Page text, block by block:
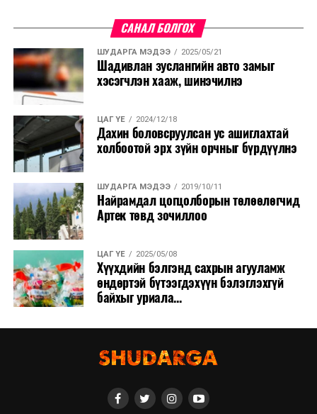
САНАЛ БОЛГОХ
ШУДАРГА МЭДЭЭ 2025/05/21
Шадивлан зуслангийн авто замыг
хэсэгчлэн хааж, шинэчилнэ
ЦАГ ҮЕ 2024/12/18
Дахин боловсруулсан ус ашиглахтай
холбоотой эрх зүйн орчныг бүрдүүлнэ
ШУДАРГА МЭДЭЭ 2019/10/11
Найрамдал цогцолборын төлөөлөгчид
Артек төвд зочиллоо
ЦАГ ҮЕ 2025/05/08
Хүүхдийн бэлгэнд сахрын агууламж
өндөртэй бүтээгдэхүүн бэлэглэхгүй
байхыг уриала...